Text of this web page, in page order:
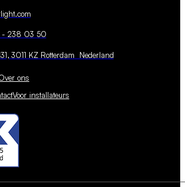
- 238 03 50
3011 KZ Rotterdam Nederland
ons
Voor installateurs